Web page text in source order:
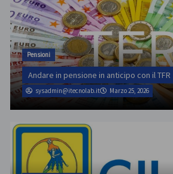
Pensioni
Andare in pensione in anticipo con il TFR
sysadmin@itecnolab.it Marzo 25, 2026